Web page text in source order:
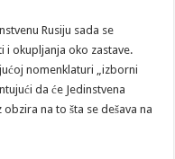
Rusiju sada se
i okupljanja oko zastave.
nomenklaturi „izborni
da će Jedinstvena
na to šta se dešava na